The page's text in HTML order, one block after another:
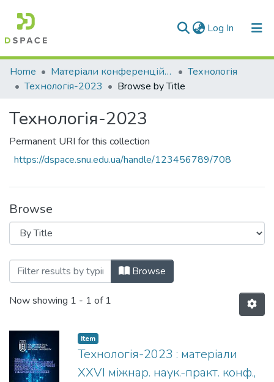
Log In (current)
Communities & Collections
All of DSpace
Home Матеріали конференцій та семінарів
Технологія
Технологія-2023
Browse by Title
Технологія-2023
Permanent URI for this collection
https://dspace.snu.edu.ua/handle/123456789/708
Browse
Browsing Технологія-2023 by Title
Browse
Now showing 1 - 1 of 1
Item
Технологія-2023 : матеріали
XХVI міжнар. наук.-практ. конф.,